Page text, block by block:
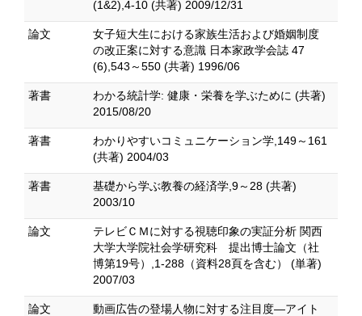
(1&2),4-10 (共著) 2009/12/31
論文
女子短大生における家族生活および婚姻制度
の改正案に対する意識 日本家政学会誌 47
(6),543～550 (共著) 1996/06
著書
わかる統計学: 健康・栄養を学ぶために (共著)
2015/08/20
著書
わかりやすいコミュニケーション学,149～161
(共著) 2004/03
著書
基礎から学ぶ教養の経済学,9～28 (共著)
2003/10
論文
テレビＣＭに対する視聴印象の実証分析 関西
大学大学院社会学研究科 提出博士論文（社
博第19号）,1-288（資料28頁を含む） (単著)
2007/03
論文
動画広告の登場人物に対する注目度―アイト